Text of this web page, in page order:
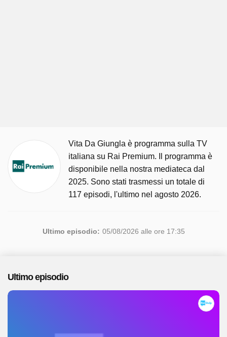
Vita Da Giungla è programma sulla TV
italiana su Rai Premium. Il programma è
disponibile nella nostra mediateca dal
2025. Sono stati trasmessi un totale di
117 episodi, l'ultimo nel agosto 2026.
Ultimo episodio: 05/08/2026 alle ore 17:35
Ultimo episodio